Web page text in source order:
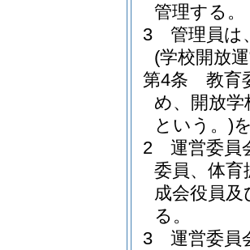
管理する。
3
管理員は
(学校開放
第4条
教育
め、開放
という。)
2
運営委員
委員、体育
成会役員
る。
3
運営委員